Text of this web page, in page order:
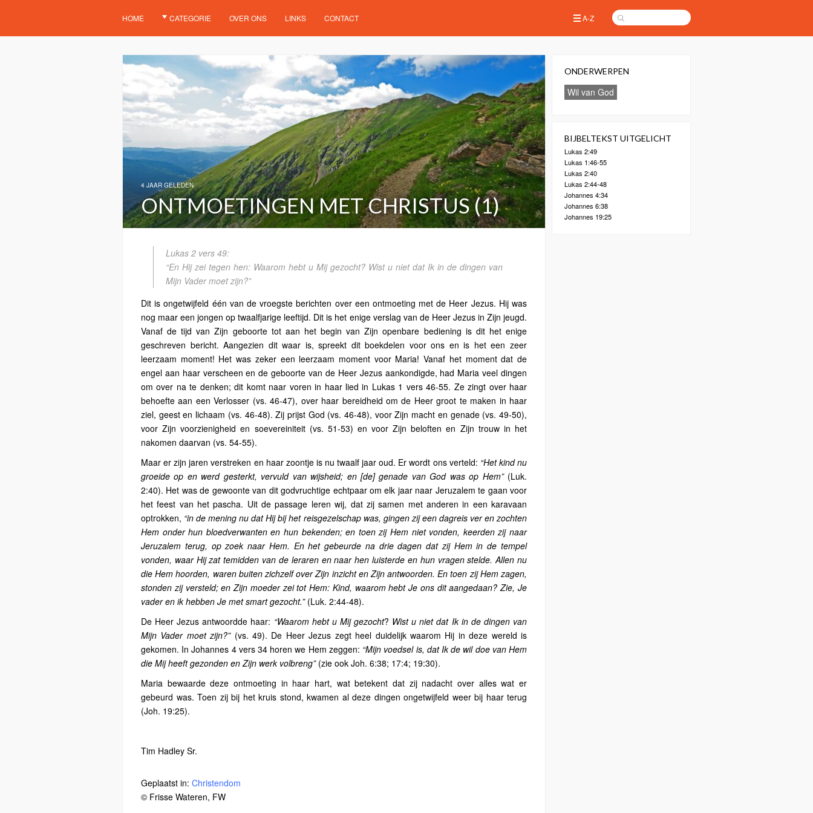
HOME CATEGORIE OVER ONS LINKS CONTACT A-Z
4 JAAR GELEDEN
ONTMOETINGEN MET CHRISTUS (1)
Lukas 2 vers 49:
“En Hij zei tegen hen: Waarom hebt u Mij gezocht? Wist u niet dat Ik in de dingen van
Mijn Vader moet zijn?”
Dit is ongetwijfeld één van de vroegste berichten over een ontmoeting met de Heer Jezus. Hij was
nog maar een jongen op twaalfjarige leeftijd. Dit is het enige verslag van de Heer Jezus in Zijn jeugd.
Vanaf de tijd van Zijn geboorte tot aan het begin van Zijn openbare bediening is dit het enige
geschreven bericht. Aangezien dit waar is, spreekt dit boekdelen voor ons en is het een zeer
leerzaam moment! Het was zeker een leerzaam moment voor Maria! Vanaf het moment dat de
engel aan haar verscheen en de geboorte van de Heer Jezus aankondigde, had Maria veel dingen
om over na te denken; dit komt naar voren in haar lied in Lukas 1 vers 46-55. Ze zingt over haar
behoefte aan een Verlosser (vs. 46-47), over haar bereidheid om de Heer groot te maken in haar
ziel, geest en lichaam (vs. 46-48). Zij prijst God (vs. 46-48), voor Zijn macht en genade (vs. 49-50),
voor Zijn voorzienigheid en soevereiniteit (vs. 51-53) en voor Zijn beloften en Zijn trouw in het
nakomen daarvan (vs. 54-55).
Maar er zijn jaren verstreken en haar zoontje is nu twaalf jaar oud. Er wordt ons verteld: “Het kind nu
groeide op en werd gesterkt, vervuld van wijsheid; en [de] genade van God was op Hem”(Luk.
2:40). Het was de gewoonte van dit godvruchtige echtpaar om elk jaar naar Jeruzalem te gaan voor
het feest van het pascha. Uit de passage leren wij, dat zij samen met anderen in een karavaan
optrokken, “in de mening nu dat Hij bij het reisgezelschap was, gingen zij een dagreis ver en zochten
Hem onder hun bloedverwanten en hun bekenden; en toen zij Hem niet vonden, keerden zij naar
Jeruzalem terug, op zoek naar Hem. En het gebeurde na drie dagen dat zij Hem in de tempel
vonden, waar Hij zat temidden van de leraren en naar hen luisterde en hun vragen stelde. Allen nu
die Hem hoorden, waren buiten zichzelf over Zijn inzicht en Zijn antwoorden. En toen zij Hem zagen,
stonden zij versteld; en Zijn moeder zei tot Hem: Kind, waarom hebt Je ons dit aangedaan? Zie, Je
vader en ik hebben Je met smart gezocht.”(Luk. 2:44-48).
De Heer Jezus antwoordde haar: “Waarom hebt u Mij gezocht? Wist u niet dat Ik in de dingen van
Mijn Vader moet zijn?”(vs. 49). De Heer Jezus zegt heel duidelijk waarom Hij in deze wereld is
gekomen. In Johannes 4 vers 34 horen we Hem zeggen: “Mijn voedsel is, dat Ik de wil doe van Hem
die Mij heeft gezonden en Zijn werk volbreng”(zie ook Joh. 6:38; 17:4; 19:30).
Maria bewaarde deze ontmoeting in haar hart, wat betekent dat zij nadacht over alles wat er
gebeurd was. Toen zij bij het kruis stond, kwamen al deze dingen ongetwijfeld weer bij haar terug
(Joh. 19:25).
Tim Hadley Sr.
Geplaatst in: Christendom
© Frisse Wateren, FW
ONDERWERPEN
Wil van God
BIJBELTEKST UITGELICHT
Lukas 2:49
Lukas 1:46-55
Lukas 2:40
Lukas 2:44-48
Johannes 4:34
Johannes 6:38
Johannes 19:25